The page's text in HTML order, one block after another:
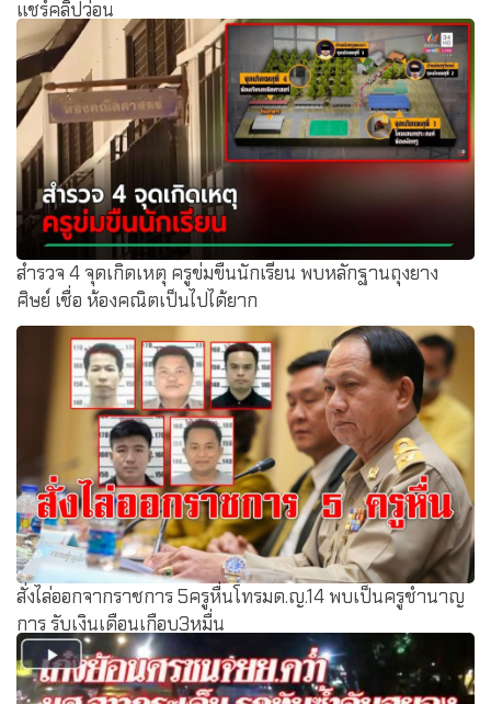
แชร์คลิปว่อน
สำรวจ 4 จุดเกิดเหตุ ครูข่มขืนนักเรียน พบหลักฐานถุงยาง
ศิษย์ เชื่อ ห้องคณิตเป็นไปได้ยาก
สั่งไล่ออกจากราชการ 5ครูหื่นโทรมด.ญ.14 พบเป็นครูชำนาญ
การ รับเงินเดือนเกือบ3หมื่น